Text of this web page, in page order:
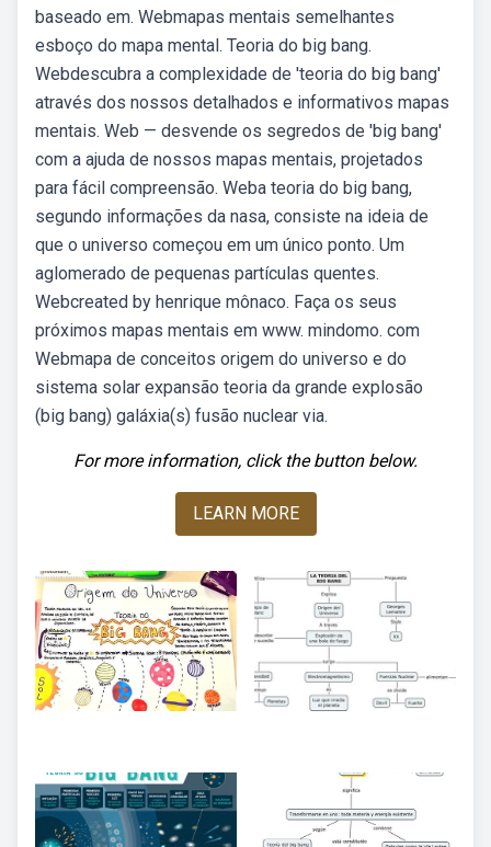
baseado em. Webmapas mentais semelhantes
esboço do mapa mental. Teoria do big bang.
Webdescubra a complexidade de 'teoria do big bang'
através dos nossos detalhados e informativos mapas
mentais. Web — desvende os segredos de 'big bang'
com a ajuda de nossos mapas mentais, projetados
para fácil compreensão. Weba teoria do big bang,
segundo informações da nasa, consiste na ideia de
que o universo começou em um único ponto. Um
aglomerado de pequenas partículas quentes.
Webcreated by henrique mônaco. Faça os seus
próximos mapas mentais em www. mindomo. com
Webmapa de conceitos origem do universo e do
sistema solar expansão teoria da grande explosão
(big bang) galáxia(s) fusão nuclear via.
For more information, click the button below.
LEARN MORE